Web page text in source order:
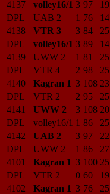
4137 volley16/1 3 97 19
DPL
UAB 2 1 76 14
4138
VTR 3 3 84 25
DPL
volley16/1 3 89 14
4139
UWW 2 1 81 25
DPL
VTR 4 2 98 25
4140
Kagran 1 3 108 23
DPL
VTR 2 2 95 25
4141
UWW 2 3 108 20
DPL
volley16/1 1 86 25
4142
UAB 2 3 97 22
DPL
UWW 2 1 86 27
4101
Kagran 1 3 100 25
DPL
VTR 2 0 60 19
4102
Kagran 1 3 76 25